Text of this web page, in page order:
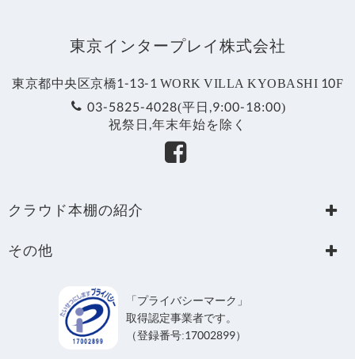
東京インタープレイ株式会社
東京都中央区京橋1-13-1 WORK VILLA KYOBASHI 10F
03-5825-4028(平日,9:00-18:00)
祝祭日,年末年始を除く
クラウド本棚の紹介
TOPICS
導入事例
関連サービス
よくあるご質問
資料請求・お問い合わせ
その他
個人情報の取り扱い
利用規約
サービス稼働状況
「プライバシーマーク」
取得認定事業者です。
（登録番号:17002899）